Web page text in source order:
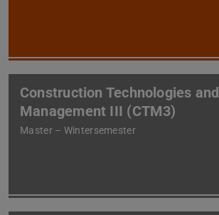
Construction Technologies and
Management III (CTM3)
Master – Wintersemester